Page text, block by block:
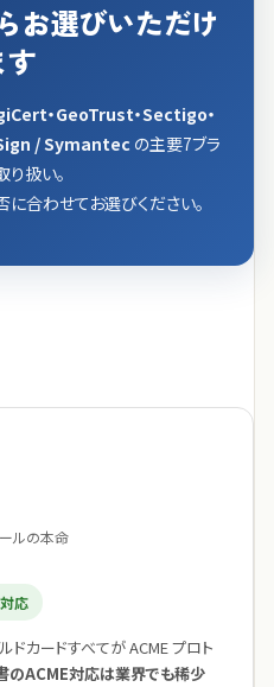
お選びいただけ
す
・GeoTrust・Sectigo・
/ Symantec の主要7ブラ
り扱い。
合わせてお選びください。
ルの本命
応
ドカードすべてが ACME プロト
のACME対応は業界でも稀少